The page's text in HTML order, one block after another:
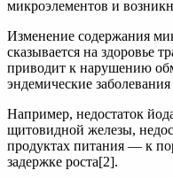
микроэлементов и
Изменение содержания
сказывается на здоровье
приводит к нарушению
эндемические
Например, недостаток
щитовидной железы,
продуктах питания — к
задержке роста[2].